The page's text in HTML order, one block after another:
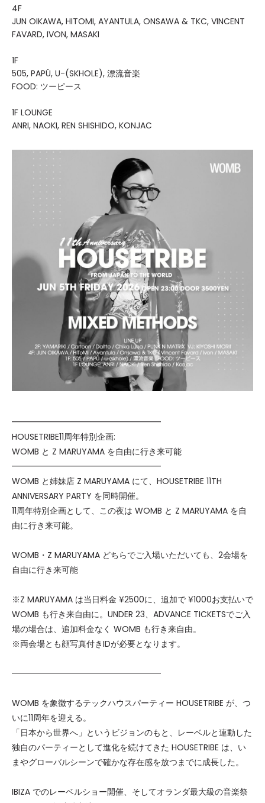
4F
JUN OIKAWA, HITOMI, AYANTULA, ONSAWA & TKC, VINCENT
FAVARD, IVON, MASAKI
1F
505, PAPÜ, U-(SKHOLE), 漂流音楽
FOOD: ツーピース
1F LOUNGE
ANRI, NAOKI, REN SHISHIDO, KONJAC
━━━━━━━━━━━━━━━━━━
HOUSETRIBE11周年特別企画:
WOMB と Z MARUYAMA を自由に行き来可能
━━━━━━━━━━━━━━━━━━
WOMB と姉妹店 Z MARUYAMA にて、HOUSETRIBE 11TH
ANNIVERSARY PARTY を同時開催。
11周年特別企画として、この夜は WOMB と Z MARUYAMA を自
由に行き来可能。
WOMB・Z MARUYAMA どちらでご入場いただいても、2会場を
自由に行き来可能
※Z MARUYAMA は当日料金 ¥2500に、追加で ¥1000お支払いで
WOMB も行き来自由に。UNDER 23、ADVANCE TICKETSでご入
場の場合は、追加料金なく WOMB も行き来自由。
※両会場とも顔写真付きIDが必要となります。
━━━━━━━━━━━━━━━━━━
WOMB を象徴するテックハウスパーティー HOUSETRIBE が、つ
いに11周年を迎える。
「日本から世界へ」というビジョンのもと、レーベルと連動した
独自のパーティーとして進化を続けてきた HOUSETRIBE は、い
まやグローバルシーンで確かな存在感を放つまでに成長した。
IBIZA でのレーベルショー開催、そしてオランダ最大級の音楽祭